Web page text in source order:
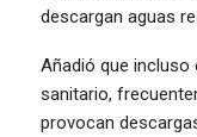
descargan aguas
Añadió que incluso
sanitario,
provocan